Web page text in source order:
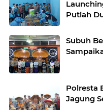
Putiah
Subuh
Polresta
Jagung